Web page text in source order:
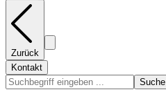
Zurück
Kontakt
Suche